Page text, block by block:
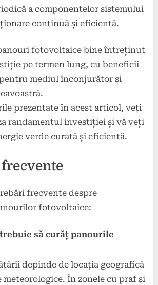
a componentelor sistemului
continuă și eficientă.
fotovoltaice bine întreținut
pe termen lung, cu beneficii
mediul înconjurător și
prezentate în acest articol, veți
randamentul investiției și vă veți
verde curată și eficientă.
frecvente despre
fotovoltaice:
să curăț panourile
depinde de locația geografică
În zonele cu praf și